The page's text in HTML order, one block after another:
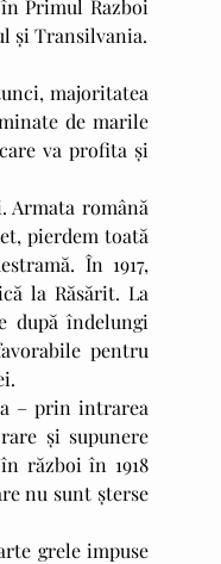
Primul Razboi
și Transilvania.
de marile
va profita și
pierdem toată
În 1917,
la Răsărit. La
după îndelungi
pentru
și supunere
război în 1918
nu sunt șterse